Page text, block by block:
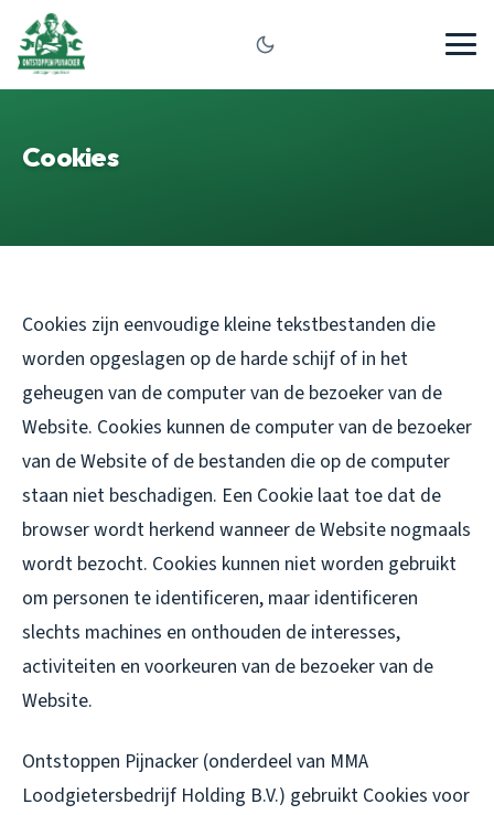
Cookies
Cookies zijn eenvoudige kleine tekstbestanden die
worden opgeslagen op de harde schijf of in het
geheugen van de computer van de bezoeker van de
Website. Cookies kunnen de computer van de bezoeker
van de Website of de bestanden die op de computer
staan niet beschadigen. Een Cookie laat toe dat de
browser wordt herkend wanneer de Website nogmaals
wordt bezocht. Cookies kunnen niet worden gebruikt
om personen te identificeren, maar identificeren
slechts machines en onthouden de interesses,
activiteiten en voorkeuren van de bezoeker van de
Website.
Ontstoppen Pijnacker (onderdeel van MMA
Loodgietersbedrijf Holding B.V.) gebruikt Cookies voor